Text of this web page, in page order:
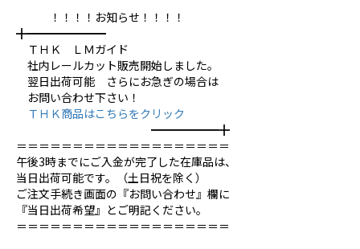
！！！！お知らせ！！！！
╋━━━━━━━
ＴＨＫ ＬＭガイド
社内レールカット販売開始しました。
翌日出荷可能 さらにお急ぎの場合は
お問い合わせ下さい！
ＴＨＫ商品はこちらをクリック
━━━━━━╋
＝＝＝＝＝＝＝＝＝＝＝＝＝＝＝＝＝＝＝
午後3時までにご入金が完了した在庫品は、
当日出荷可能です。（土日祝を除く）
ご注文手続き画面の『お問い合わせ』欄に
『当日出荷希望』とご明記ください。
＝＝＝＝＝＝＝＝＝＝＝＝＝＝＝＝＝＝＝